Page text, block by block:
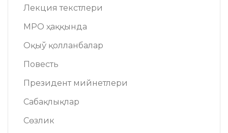
Лекция текстлери
МРО ҳаққында
Оқыў қолланбалар
Повесть
Президент мийнетлери
Сабақлықлар
Сөзлик